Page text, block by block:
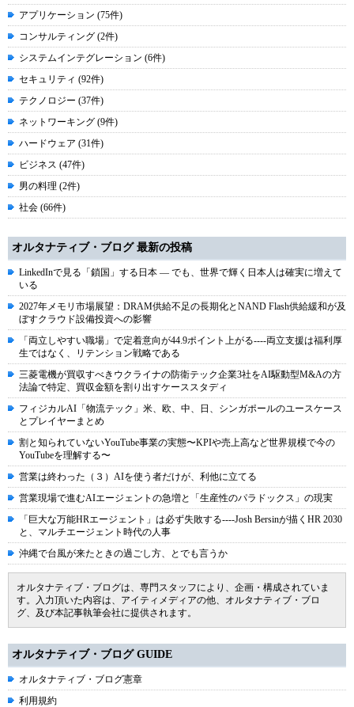
アプリケーション (75件)
コンサルティング (2件)
システムインテグレーション (6件)
セキュリティ (92件)
テクノロジー (37件)
ネットワーキング (9件)
ハードウェア (31件)
ビジネス (47件)
男の料理 (2件)
社会 (66件)
オルタナティブ・ブログ 最新の投稿
LinkedInで見る「鎖国」する日本 ― でも、世界で輝く日本人は確実に増えて
いる
2027年メモリ市場展望：DRAM供給不足の長期化とNAND Flash供給緩和が及
ぼすクラウド設備投資への影響
「両立しやすい職場」で定着意向が44.9ポイント上がる----両立支援は福利厚
生ではなく、リテンション戦略である
三菱電機が買収すべきウクライナの防衛テック企業3社をAI駆動型M&Aの方
法論で特定、買収金額を割り出すケーススタディ
フィジカルAI「物流テック」米、欧、中、日、シンガポールのユースケース
とプレイヤーまとめ
割と知られていないYouTube事業の実態〜KPIや売上高など世界規模で今の
YouTubeを理解する〜
営業は終わった（３）AIを使う者だけが、利他に立てる
営業現場で進むAIエージェントの急増と「生産性のパラドックス」の現実
「巨大な万能HRエージェント」は必ず失敗する----Josh Bersinが描くHR 2030
と、マルチエージェント時代の人事
沖縄で台風が来たときの過ごし方、とでも言うか
オルタナティブ・ブログは、専門スタッフにより、企画・構成されていま
す。入力頂いた内容は、アイティメディアの他、オルタナティブ・ブロ
グ、及び本記事執筆会社に提供されます。
オルタナティブ・ブログ GUIDE
オルタナティブ・ブログ憲章
利用規約